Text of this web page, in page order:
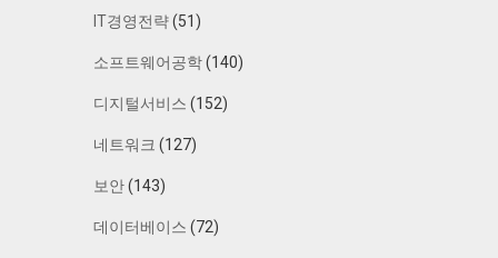
IT경영전략(51)
소프트웨어공학(140)
디지털서비스 (152)
네트워크 (127)
보안(143)
데이터베이스 (72)